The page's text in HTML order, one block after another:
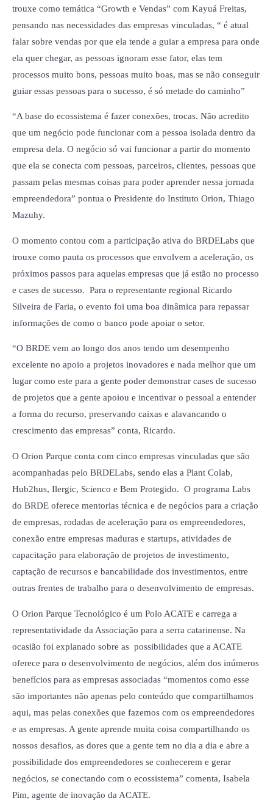
trouxe como temática “Growth e Vendas” com Kayuá Freitas,
pensando nas necessidades das empresas vinculadas, “ é atual
falar sobre vendas por que ela tende a guiar a empresa para onde
ela quer chegar, as pessoas ignoram esse fator, elas tem
processos muito bons, pessoas muito boas, mas se não conseguir
guiar essas pessoas para o sucesso, é só metade do caminho”
“A base do ecossistema é fazer conexões, trocas. Não acredito
que um negócio pode funcionar com a pessoa isolada dentro da
empresa dela. O negócio só vai funcionar a partir do momento
que ela se conecta com pessoas, parceiros, clientes, pessoas que
passam pelas mesmas coisas para poder aprender nessa jornada
empreendedora” pontua o Presidente do Instituto Orion, Thiago
Mazuhy.
O momento contou com a participação ativa do BRDELabs que
trouxe como pauta os processos que envolvem a aceleração, os
próximos passos para aquelas empresas que já estão no processo
e cases de sucesso. Para o representante regional Ricardo
Silveira de Faria, o evento foi uma boa dinâmica para repassar
informações de como o banco pode apoiar o setor.
“O BRDE vem ao longo dos anos tendo um desempenho
excelente no apoio a projetos inovadores e nada melhor que um
lugar como este para a gente poder demonstrar cases de sucesso
de projetos que a gente apoiou e incentivar o pessoal a entender
a forma do recurso, preservando caixas e alavancando o
crescimento das empresas” conta, Ricardo.
O Orion Parque conta com cinco empresas vinculadas que são
acompanhadas pelo BRDELabs, sendo elas a Plant Colab,
Hub2hus, Ilergic, Scienco e Bem Protegido. O programa Labs
do BRDE oferece mentorias técnica e de negócios para a criação
de empresas, rodadas de aceleração para os empreendedores,
conexão entre empresas maduras e startups, atividades de
capacitação para elaboração de projetos de investimento,
captação de recursos e bancabilidade dos investimentos, entre
outras frentes de trabalho para o desenvolvimento de empresas.
O Orion Parque Tecnológico é um Polo ACATE e carrega a
representatividade da Associação para a serra catarinense. Na
ocasião foi explanado sobre as possibilidades que a ACATE
oferece para o desenvolvimento de negócios, além dos inúmeros
benefícios para as empresas associadas “momentos como esse
são importantes não apenas pelo conteúdo que compartilhamos
aqui, mas pelas conexões que fazemos com os empreendedores
e as empresas. A gente aprende muita coisa compartilhando os
nossos desafios, as dores que a gente tem no dia a dia e abre a
possibilidade dos empreendedores se conhecerem e gerar
negócios, se conectando com o ecossistema” comenta, Isabela
Pim, agente de inovação da ACATE.